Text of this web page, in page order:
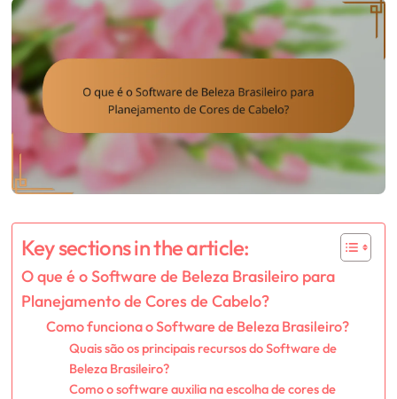
Key sections in the article:
O que é o Software de Beleza Brasileiro para
Planejamento de Cores de Cabelo?
Como funciona o Software de Beleza Brasileiro?
Quais são os principais recursos do Software de
Beleza Brasileiro?
Como o software auxilia na escolha de cores de